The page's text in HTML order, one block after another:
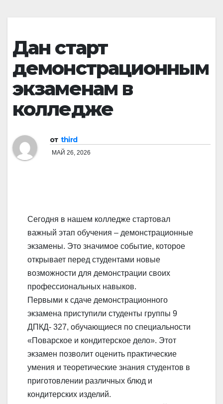
Дан старт
демонстрационным
экзаменам в
колледже
от third
МАЙ 26, 2026
Сегодня в нашем колледже стартовал
важный этап обучения – демонстрационные
экзамены. Это значимое событие, которое
открывает перед студентами новые
возможности для демонстрации своих
профессиональных навыков.
Первыми к сдаче демонстрационного
экзамена приступили студенты группы 9
ДПКД- 327, обучающиеся по специальности
«Поварское и кондитерское дело». Этот
экзамен позволит оценить практические
умения и теоретические знания студентов в
приготовлении различных блюд и
кондитерских изделий.